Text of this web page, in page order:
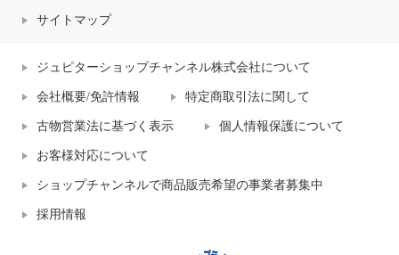
サイトマップ
ジュピターショップチャンネル株式会社について
会社概要/免許情報 特定商取引法に関して
古物営業法に基づく表示 個人情報保護について
お客様対応について
ショップチャンネルで商品販売希望の事業者募集中
採用情報